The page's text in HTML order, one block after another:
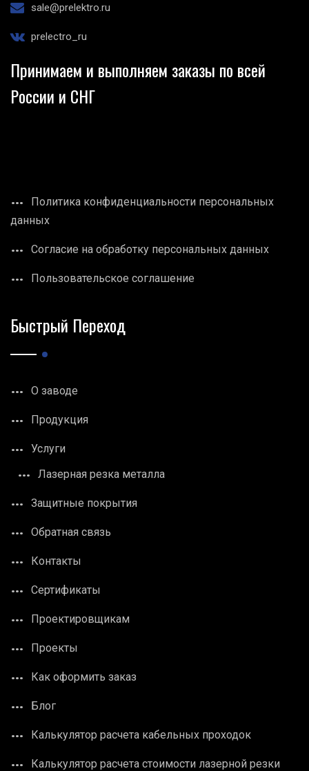
sale@prelektro.ru
prelectro_ru
Принимаем и выполняем заказы по всей
России и СНГ
Политика конфиденциальности персональных
данных
Согласие на обработку персональных данных
Пользовательское соглашение
Быстрый Переход
О заводе
Продукция
Услуги
Лазерная резка металла
Защитные покрытия
Обратная связь
Контакты
Сертификаты
Проектировщикам
Проекты
Как оформить заказ
Блог
Калькулятор расчета кабельных проходок
Калькулятор расчета стоимости лазерной резки